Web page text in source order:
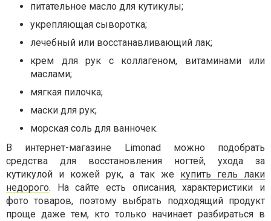
питательное масло для кутикулы;
укрепляющая сыворотка;
лечебный или восстанавливающий лак;
крем для рук с коллагеном, витаминами или
маслами;
мягкая пилочка;
маски для рук;
морская соль для ванночек.
В интернет-магазине Limonad можно подобрать
средства для восстановления ногтей, ухода за
кутикулой и кожей рук, а так же купить гель лаки
недорого. На сайте есть описания, характеристики и
фото товаров, поэтому выбрать подходящий продукт
проще даже тем, кто только начинает разбираться в